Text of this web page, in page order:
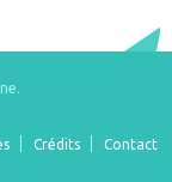
Crédits Contact